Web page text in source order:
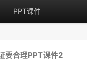
PPT课件
要合理PPT课件2